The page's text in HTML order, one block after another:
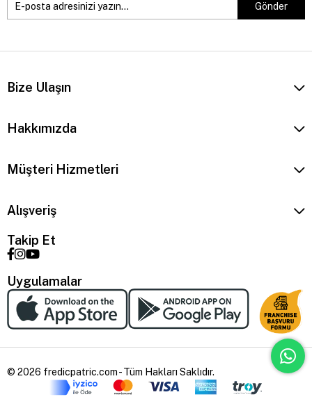
Gönder
Bize Ulaşın
Hakkımızda
Müşteri Hizmetleri
Alışveriş
Takip Et
Uygulamalar
© 2026 fredicpatric.com - Tüm Hakları Saklıdır.